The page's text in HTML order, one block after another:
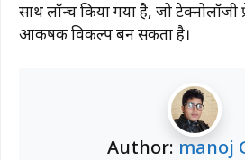
साथ लॉन्च किया गया है, जो टेक्नोलॉजी
आकर्षक विकल्प बन सकता है।
Author: manoj